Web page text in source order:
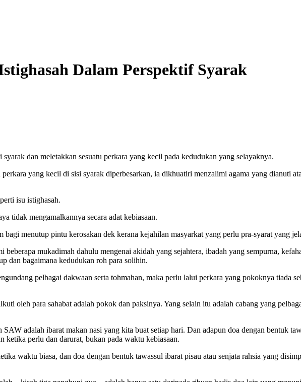
Dalam Perspektif Syarak
dan meletakkan sesuatu perkara yang kecil pada kedudukan yang selayaknya.
yang kecil di sisi syarak diperbesarkan, ia dikhuatiri menzalimi agama yang dianuti
isu istighasah.
tidak mengamalkannya secara adat kebiasaan.
menutup pintu kerosakan dek kerana kejahilan masyarkat yang perlu pra-syarat yang
mukadimah dahulu mengenai akidah yang sejahtera, ibadah yang sempurna,
dan bagaimana kedudukan roh para solihin.
pelbagai dakwaan serta tohmahan, maka perlu lalui perkara yang pokoknya tiada
oleh para sahabat adalah pokok dan paksinya. Yang selain itu adalah cabang yang
adalah ibarat makan nasi yang kita buat setiap hari. Dan adapun doa dengan bentuk
ketika perlu dan darurat, bukan pada waktu kebiasaan.
waktu biasa, dan doa dengan bentuk tawassul ibarat pisau atau senjata rahsia yang